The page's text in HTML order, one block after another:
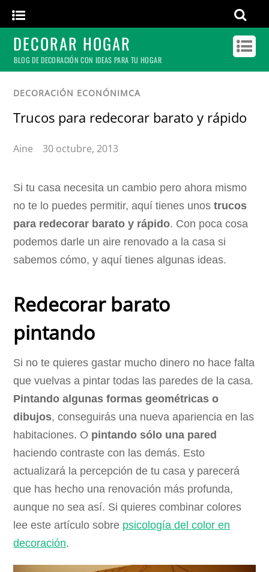
DECORAR HOGAR
BLOG DE DECORACIÓN CON IDEAS PARA TU HOGAR
DECORACIÓN ECONÓNIMCA
Trucos para redecorar barato y rápido
Aine 30 octubre, 2013
Si tu casa necesita un cambio pero ahora mismo
no te lo puedes permitir, aquí tienes unostrucos
para redecorar barato y rápido. Con poca cosa
podemos darle un aire renovado a la casa si
sabemos cómo, y aquí tienes algunas ideas.
Redecorar barato
pintando
Si no te quieres gastar mucho dinero no hace falta
que vuelvas a pintar todas las paredes de la casa.
Pintando algunas formas geométricas o
dibujos, conseguirás una nueva apariencia en las
habitaciones. O pintando sólo una pared
haciendo contraste con las demás. Esto
actualizará la percepción de tu casa y parecerá
que has hecho una renovación más profunda,
aunque no sea así. Si quieres combinar colores
lee este artículo sobre psicología del color en
decoración.